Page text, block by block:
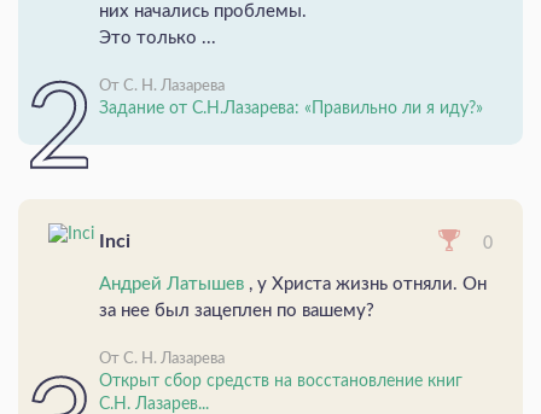
них начались проблемы.
Это только ...
От С. Н. Лазарева
Задание от С.Н.Лазарева: «Правильно ли я иду?»
Inci 0
Андрей Латышев , у Христа жизнь отняли. Он
за нее был зацеплен по вашему?
От С. Н. Лазарева
Открыт сбор средств на восстановление книг
С.Н. Лазарев...